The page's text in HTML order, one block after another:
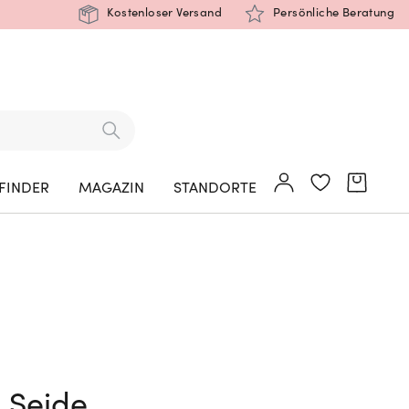
Kostenloser Versand Persönliche Beratung
MAGAZIN STANDORTE